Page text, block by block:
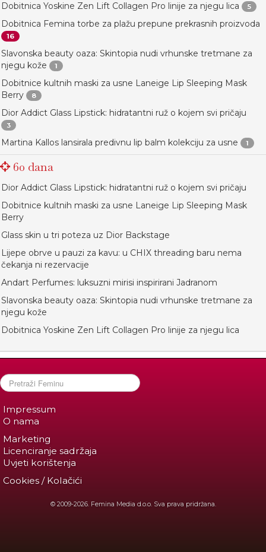
Dobitnica Yoskine Zen Lift Collagen Pro linije za njegu lica 5
Dobitnica Femina torbe za plažu prepune prekrasnih proizvoda
16
Slavonska beauty oaza: Skintopia nudi vrhunske tretmane za
njegu kože
1
Dobitnice kultnih maski za usne Laneige Lip Sleeping Mask
Berry
8
Dior Addict Glass Lipstick: hidratantni ruž o kojem svi pričaju
3
Martina Kallos lansirala predivnu lip balm kolekciju za usne 1
60 dana
Dior Addict Glass Lipstick: hidratantni ruž o kojem svi pričaju
Dobitnice kultnih maski za usne Laneige Lip Sleeping Mask
Berry
Glass skin u tri poteza uz Dior Backstage
Lijepe obrve u pauzi za kavu: u CHIX threading baru nema
čekanja ni rezervacije
Andart Perfumes: luksuzni mirisi inspirirani Jadranom
Slavonska beauty oaza: Skintopia nudi vrhunske tretmane za
njegu kože
Dobitnica Yoskine Zen Lift Collagen Pro linije za njegu lica
Impressum
O nama
Marketing
Licenciranje sadržaja
Uvjeti korištenja
Cookies / Kolačići
© 2009-2026. Femina Media d.o.o. Sva prava pridržana.